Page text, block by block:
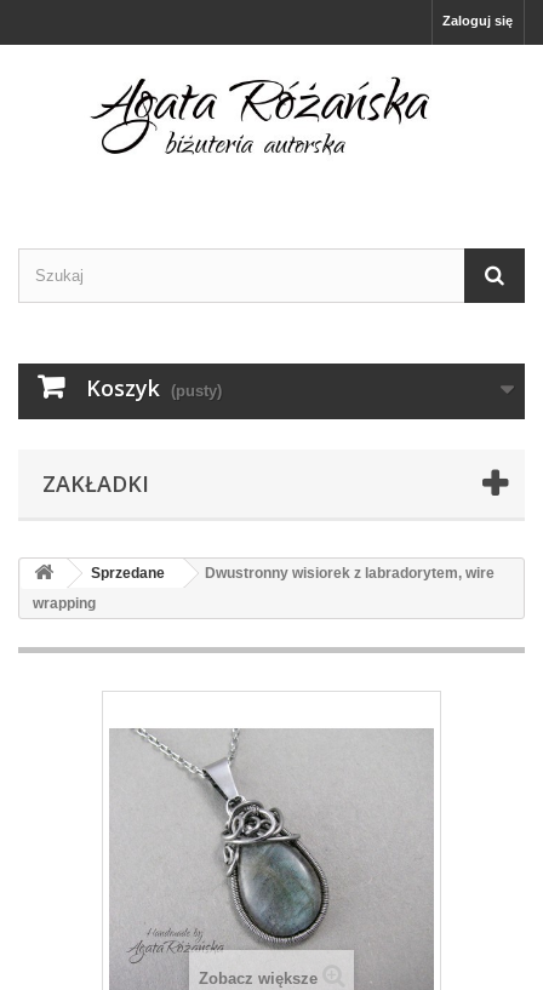
Zaloguj się
Koszyk (pusty)
ZAKŁADKI
Sprzedane
Dwustronny wisiorek z labradorytem, wire
wrapping
Zobacz większe